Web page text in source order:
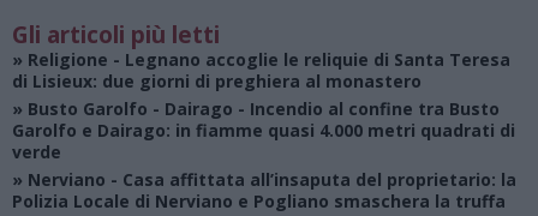
Gli articoli più letti
» Religione - Legnano accoglie le reliquie di Santa Teresa
di Lisieux: due giorni di preghiera al monastero
» Busto Garolfo - Dairago - Incendio al confine tra Busto
Garolfo e Dairago: in fiamme quasi 4.000 metri quadrati di
verde
» Nerviano - Casa affittata all’insaputa del proprietario: la
Polizia Locale di Nerviano e Pogliano smaschera la truffa